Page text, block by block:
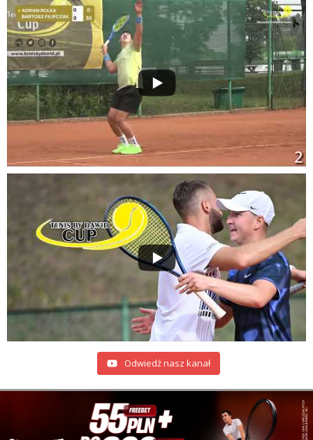
Odwiedź nasz kanał